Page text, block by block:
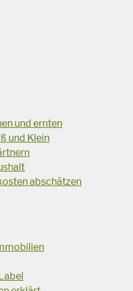
und ernten
und Klein
abschätzen